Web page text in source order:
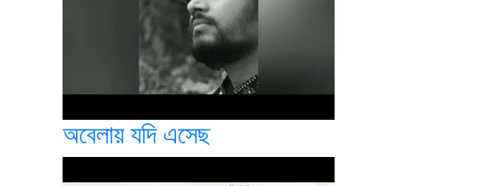
অবেলায় যদি এসেছ